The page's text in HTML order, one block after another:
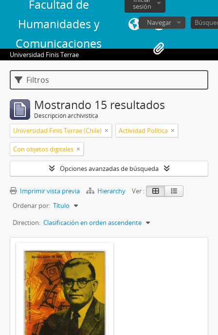
Facultad de
Humanidades y
Comunicaciones
sesión
Navegar
Universidad Finis Terrae
Filtros
Mostrando 15 resultados
Descripción archivística
Universidad Finis Terrae (Chile) Actividad Política
Con objetos digitales
Opciones avanzadas de búsqueda
Imprimir vista previa Hierarchy
Ver :
Ordenar por: Título
Direction: Clasificación en orden ascendente